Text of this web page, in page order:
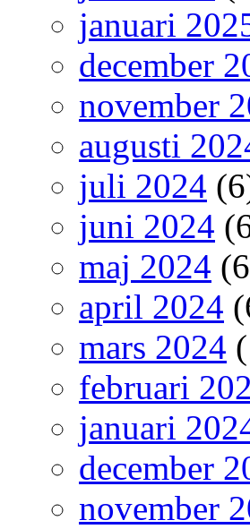
januari
december
november
augusti
juli 2024
juni 2024
maj 2024
april 2024
mars 2024
februari
januari
december
november